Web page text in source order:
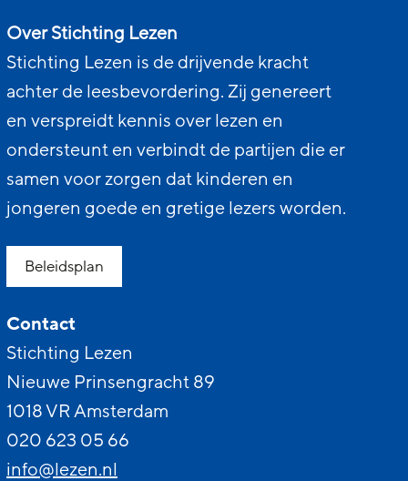
Over Stichting Lezen
Stichting Lezen is de drijvende kracht
achter de leesbevordering. Zij genereert
en verspreidt kennis over lezen en
ondersteunt en verbindt de partijen die er
samen voor zorgen dat kinderen en
jongeren goede en gretige lezers worden.
Beleidsplan
Contact
Stichting Lezen
Nieuwe Prinsengracht 89
1018 VR Amsterdam
020 623 05 66
info@lezen.nl